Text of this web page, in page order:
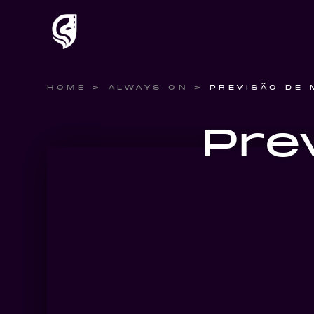
HOME > ALWAYS ON > PREVISÃO DE